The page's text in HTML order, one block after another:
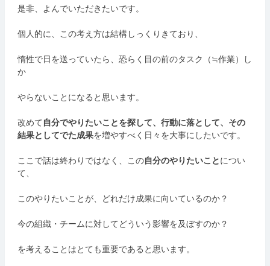
是非、よんでいただきたいです。
個人的に、この考え方は結構しっくりきており、
惰性で日を送っていたら、恐らく目の前のタスク（≒作業）し
か
やらないことになると思います。
改めて 自分でやりたいことを探して、行動に落として、その
結果としてでた成果を増やすべく日々を大事にしたいです。
ここで話は終わりではなく、この自分のやりたいことについ
て、
このやりたいことが、どれだけ成果に向いているのか？
今の組織・チームに対してどういう影響を及ぼすのか？
を考えることはとても重要であると思います。